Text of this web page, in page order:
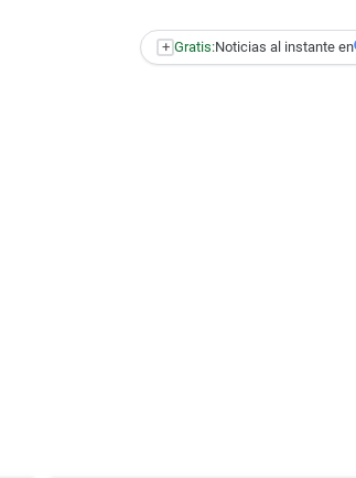
+ Gratis:Noticias al instante en